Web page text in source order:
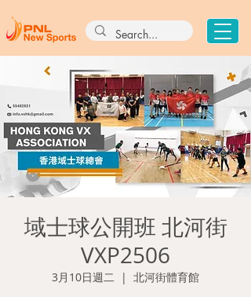
域士球公開班 北河街
VXP2506
3月10日週二
  |
北河街體育館